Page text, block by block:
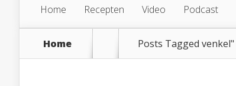
Home Recepten Video Podcast
Home Posts Tagged venkel"